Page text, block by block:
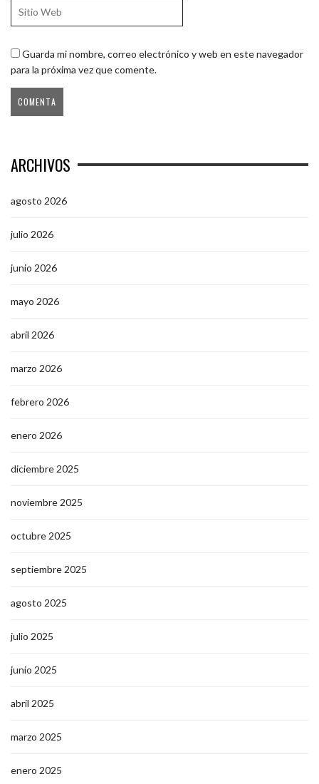
Guarda mi nombre, correo electrónico y web en este navegador
para la próxima vez que comente.
ARCHIVOS
agosto 2026
julio 2026
junio 2026
mayo 2026
abril 2026
marzo 2026
febrero 2026
enero 2026
diciembre 2025
noviembre 2025
octubre 2025
septiembre 2025
agosto 2025
julio 2025
junio 2025
abril 2025
marzo 2025
enero 2025